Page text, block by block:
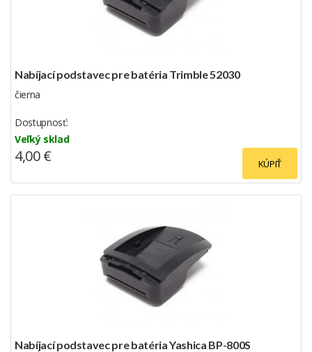
Nabíjací podstavec pre batéria Trimble 52030
čierna
Dostupnosť:
Veľký sklad
KÚPIŤ
4,00 €
Nabíjací podstavec pre batéria Yashica BP-800S